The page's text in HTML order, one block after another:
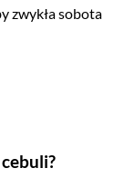
zwykła sobota